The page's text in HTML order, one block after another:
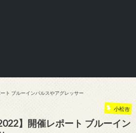
ト ブルーインパルスやアグレッサー
小松市
】開催レポート ブルーイン